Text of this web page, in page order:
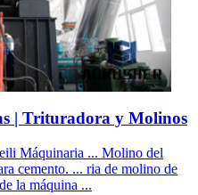
| Trituradora y Molinos
Máquinaria ... Molino del
cemento. ... ria de molino de
la máquina ...